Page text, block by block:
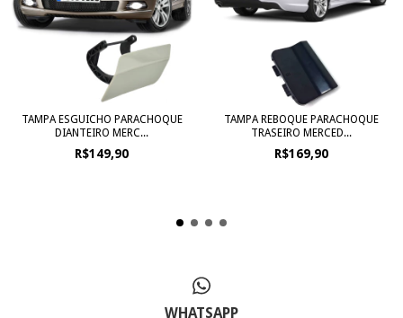
TAMPA ESGUICHO PARACHOQUE
DIANTEIRO MERC...
R$149,90
TAMPA REBOQUE PARACHOQUE
TRASEIRO MERCED...
R$169,90
WHATSAPP